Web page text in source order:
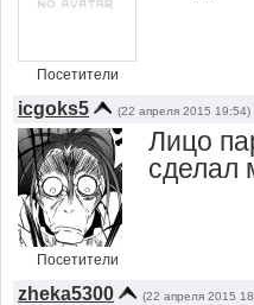
Посетители
icgoks5 (22 апреля 2015 19:54)
Посетители
Лицо
сделал
zheka5300 (22 апреля 2015